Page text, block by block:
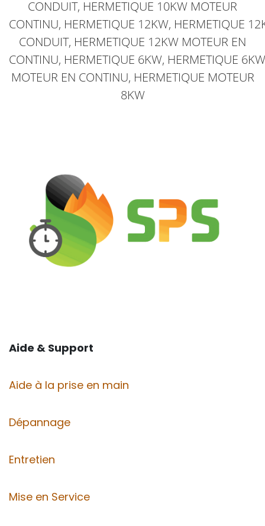
CONDUIT, HERMETIQUE 10KW MOTEUR
CONTINU, HERMETIQUE 12KW, HERMETIQUE
CONDUIT, HERMETIQUE 12KW MOTEUR EN
CONTINU, HERMETIQUE 6KW, HERMETIQUE 6KW
MOTEUR EN CONTINU, HERMETIQUE MOTEUR
8KW
Aide & Support
Aide à la prise en main
Dépannage
Entretien
Mise en Service